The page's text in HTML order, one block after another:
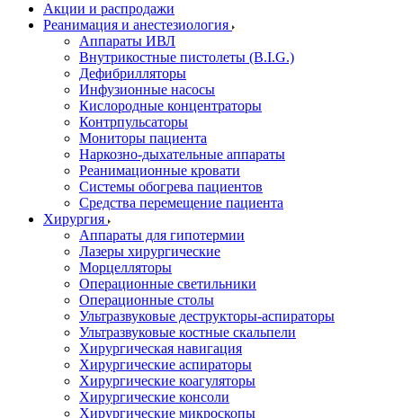
Акции и распродажи
Реанимация и анестезиология
Аппараты ИВЛ
Внутрикостные пистолеты (B.I.G.)
Дефибрилляторы
Инфузионные насосы
Кислородные концентраторы
Контрпульсаторы
Мониторы пациента
Наркозно-дыхательные аппараты
Реанимационные кровати
Системы обогрева пациентов
Средства перемещение пациента
Хирургия
Аппараты для гипотермии
Лазеры хирургические
Морцелляторы
Операционные светильники
Операционные столы
Ультразвуковые деструкторы-аспираторы
Ультразвуковые костные скальпели
Хирургическая навигация
Хирургические аспираторы
Хирургические коагуляторы
Хирургические консоли
Хирургические микроскопы